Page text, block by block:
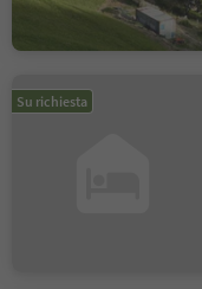
Su richiesta